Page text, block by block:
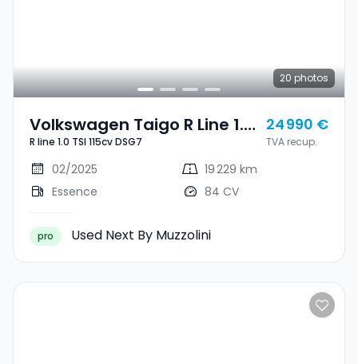
20 photos
Volkswagen Taigo R Line 1.0
TSI 115cv DSG7
R line 1.0 TSI 115cv DSG7
24 990 €
TVA recup.
02/2025
19 229 km
Essence
84 CV
pro Used Next By Muzzolini